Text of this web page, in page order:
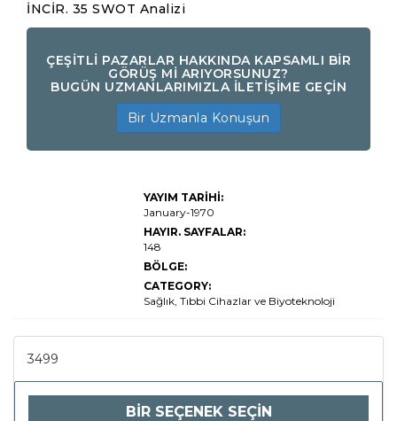
İNCİR. 35 SWOT Analizi
ÇEŞİTLİ PAZARLAR HAKKINDA KAPSAMLI BİR
GÖRÜŞ Mİ ARIYORSUNUZ?
BUGÜN UZMANLARIMIZLA İLETİŞİME GEÇİN
Bir Uzmanla Konuşun
Fitness
Önleyici ve
Sağlık)
Uygulamaya
YAYIM TARİHİ:
January-1970
HAYIR. SAYFALAR:
148
BÖLGE:
CATEGORY:
Sağlık, Tıbbi Cihazlar ve Biyoteknoloji
3499
BİR SEÇENEK SEÇİN